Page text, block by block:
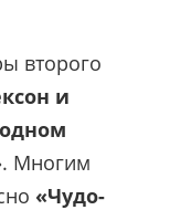
второго
и
. Многим
«Чудо-